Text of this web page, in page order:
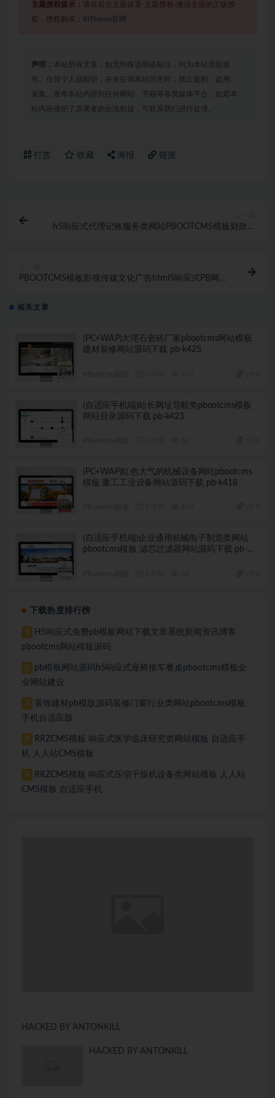
主题授权提示：
请在后台主题设置-主题授权-激活主题的正版授
权，授权购买：
RiTheme官网
声明： 本站所有文章，如无特殊说明或标注，均为本站原创发
布。任何个人或组织，在未征得本站同意时，禁止复制、盗用、
采集、发布本站内容到任何网站、书籍等各类媒体平台。如若本
站内容侵犯了原著者的合法权益，可联系我们进行处理。
打赏 收藏 海报 链接
h5响应式代理记账服务类网站PBOOTCMS模板财政咨
PBOOTCMS模板影视传媒文化广告html5响应式PB网站
相关文章
(PC+WAP)大理石瓷砖厂家pbootcms网站模板
建材装修网站源码下载 pb-k425
(自适应手机端)站长网址导航类pbootcms模板
网站目录源码下载 pb-k423
(PC+WAP)红色大气的机械设备网站pbootcms
模板 重工工业设备网站源码下载 pb-k418
(自适应手机端)企业通用机械电子制造类网站
pbootcms模板 滤芯过滤器网站源码下载 pb-
下载热度排行榜
1
H5响应式免费pb模板网站下载文章系统新闻资讯博客
pbootcms网站模板源码
2
pb模板网站源码h5响应式座椅推车餐桌pbootcms模板企
业网站建设
3
装饰建材pb模版源码装修门窗行业类网站pbootcms模板
手机自适应版
4
RRZCMS模板 响应式医学临床研究类网站模板 自适应手
机 人人站CMS模板
5
RRZCMS模板 响应式压缩干燥机设备类网站模板 人人站
CMS模板 自适应手机
HACKED BY ANTONKILL
HACKED BY ANTONKILL